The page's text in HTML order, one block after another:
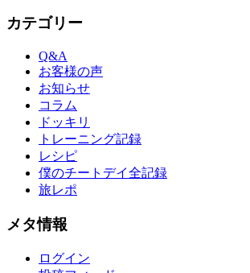
カテゴリー
Q&A
お客様の声
お知らせ
コラム
ドッキリ
トレーニング記録
レシピ
僕のチートデイ全記録
旅レポ
メタ情報
ログイン